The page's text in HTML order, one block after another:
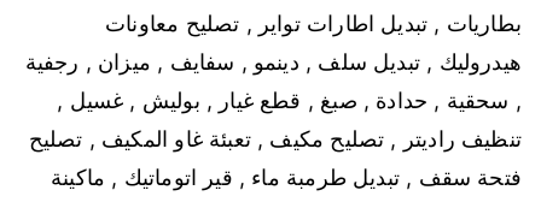
بطاريات , تبديل اطارات تواير , تصليح معاونات
هيدروليك , تبديل سلف , دينمو , سفايف , ميزان , رجفية
, سحقية , حدادة , صبغ , قطع غيار , بوليش , غسيل ,
تنظيف راديتر , تصليح مكيف , تعبئة غاو المكيف , تصليح
فتحة سقف , تبديل طرمبة ماء , قير اتوماتيك , ماكينة